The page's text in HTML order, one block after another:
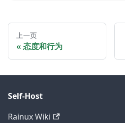
上一页
态度和行为
Self-Host
Rainux Wiki